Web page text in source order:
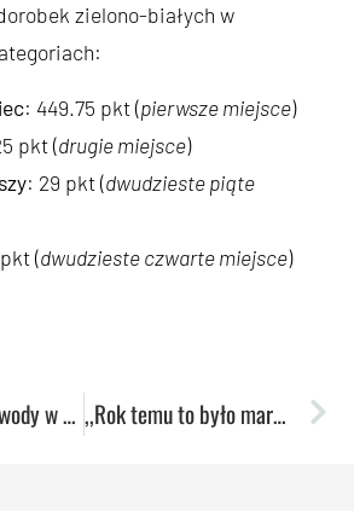
zielono-białych w
: 449.75 pkt (pierwsze miejsce)
pkt (drugie miejsce)
: 29 pkt (dwudzieste piąte
(dwudzieste czwarte miejsce)
Historyczne zawody w Chorzowie ,,Rok temu to było marzenie, które wydawało się tak naprawdę odległe” – rozmowa z Bartoszem Kitlińskim.